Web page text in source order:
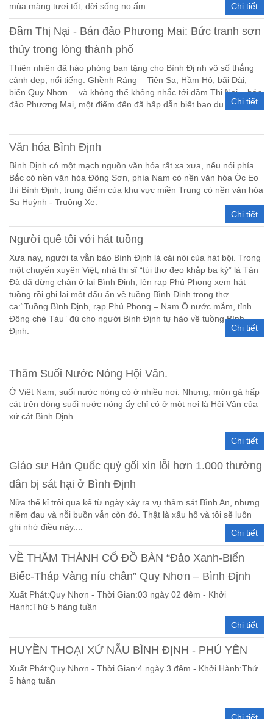
mùa màng tươi tốt, đời sống no ấm.
Chi tiết
Đầm Thị Nại - Bán đảo Phương Mai: Bức tranh sơn
thủy trong lòng thành phố
Thiên nhiên đã hào phóng ban tặng cho Bình Đị nh vô số thắng
cảnh đẹp, nổi tiếng: Ghềnh Ráng – Tiên Sa, Hầm Hô, bãi Dài,
biển Quy Nhơn… và không thể không nhắc tới đầm Thị Nại – bán
đảo Phương Mai, một điểm đến đã hấp dẫn biết bao du khách.
Chi tiết
Văn hóa Bình Định
Bình Định có một mạch nguồn văn hóa rất xa xưa, nếu nói phía
Bắc có nền văn hóa Đông Sơn, phía Nam có nền văn hóa Óc Eo
thì Bình Định, trung điểm của khu vực miền Trung có nền văn hóa
Sa Huỳnh - Truông Xe.
Chi tiết
Người quê tôi với hát tuồng
Xưa nay, người ta vẫn bảo Bình Định là cái nôi của hát bội. Trong
một chuyến xuyên Việt, nhà thi sĩ “túi thơ đeo khắp ba kỳ” là Tản
Đà đã dừng chân ở lại Bình Định, lên rạp Phú Phong xem hát
tuồng rồi ghi lại một dấu ấn về tuồng Bình Định trong thơ
ca:“Tuồng Bình Định, rạp Phú Phong – Nam Ô nước mắm, tỉnh
Đông chè Tàu” đủ cho người Bình Định tự hào về tuồng Bình
Định.
Chi tiết
Thăm Suối Nước Nóng Hội Vân.
Ở Việt Nam, suối nước nóng có ở nhiều nơi. Nhưng, món gà hấp
cát trên dòng suối nước nóng ấy chỉ có ở một nơi là Hội Vân của
xứ cát Bình Định.
Chi tiết
Giáo sư Hàn Quốc quỳ gối xin lỗi hơn 1.000 thường
dân bị sát hại ở Bình Định
Nửa thế kỉ trôi qua kể từ ngày xảy ra vụ thảm sát Bình An, nhưng
niềm đau và nỗi buồn vẫn còn đó. Thật là xấu hổ và tôi sẽ luôn
ghi nhớ điều này....
Chi tiết
VỀ THĂM THÀNH CỔ ĐỒ BÀN “Đảo Xanh-Biển
Biếc-Tháp Vàng níu chân” Quy Nhơn – Bình Định
Xuất Phát:Quy Nhơn - Thời Gian:03 ngày 02 đêm - Khởi
Hành:Thứ 5 hàng tuần
Chi tiết
HUYỀN THOẠI XỨ NẪU BÌNH ĐỊNH - PHÚ YÊN
Xuất Phát:Quy Nhơn - Thời Gian:4 ngày 3 đêm - Khởi Hành:Thứ
5 hàng tuần